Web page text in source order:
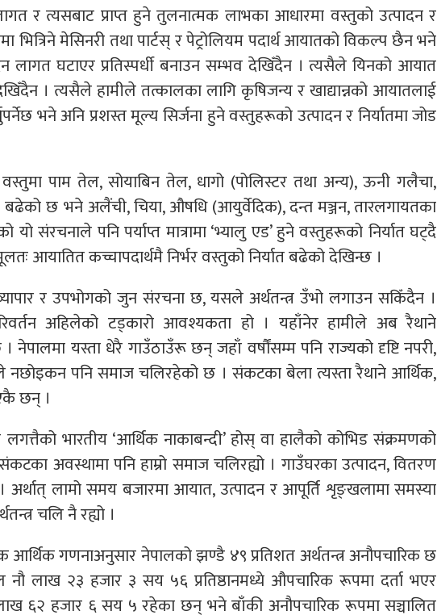
र त्यसबाट प्राप्त हुने तुलनात्मक लाभका आधारमा वस्तुको उत्पादन र
मेसिनरी तथा पार्टस् र पेट्रोलियम पदार्थ आयातको विकल्प छैन भने
लागत घटाएर प्रतिस्पर्धी बनाउन सम्भव देखिँदैन । त्यसैले यिनको आयात
। त्यसैले हामीले तत्कालका लागि कृषिजन्य र खाद्यान्नको आयातलाई
भने अनि प्रशस्त मूल्य सिर्जना हुने वस्तुहरूको उत्पादन र निर्यातमा जोड
पाम तेल, सोयाबिन तेल, धागो (पोलिस्टर तथा अन्य), ऊनी गलैचा,
बढेको छ भने अलैंची, चिया, औषधि (आयुर्वेदिक), दन्त मञ्जन, तारलगायतका
यो संरचनाले पनि पर्याप्त मात्रामा ‘भ्यालु एड’ हुने वस्तुहरूको निर्यात घट्दै
आयातित कच्चापदार्थमै निर्भर वस्तुको निर्यात बढेको देखिन्छ ।
व्यापार र उपभोगको जुन संरचना छ, यसले अर्थतन्त्र उँभो लगाउन सकिँदैन ।
अहिलेको टड्कारो आवश्यकता हो । यहाँनेर हामीले अब रैथाने
नेपालमा यस्ता धेरै गाउँठाउँरू छन् जहाँ वर्षौंसम्म पनि राज्यको दृष्टि नपरी,
पनि समाज चलिरहेको छ । संकटका बेला त्यस्ता रैथाने आर्थिक,
छन् ।
भारतीय ‘आर्थिक नाकाबन्दी’ होस् वा हालैको कोभिड संक्रमणको
अवस्थामा पनि हाम्रो समाज चलिरह्यो । गाउँघरका उत्पादन, वितरण
लामो समय बजारमा आयात, उत्पादन र आपूर्ति शृङ्खलामा समस्या
चलि नै रह्यो ।
आर्थिक गणनाअनुसार नेपालको झण्डै ४९ प्रतिशत अर्थतन्त्र अनौपचारिक छ
लाख २३ हजार ३ सय ५६ प्रतिष्ठानमध्ये औपचारिक रूपमा दर्ता भएर
लाख ६२ हजार ६ सय ५ रहेका छन् भने बाँकी अनौपचारिक रूपमा सञ्चालित